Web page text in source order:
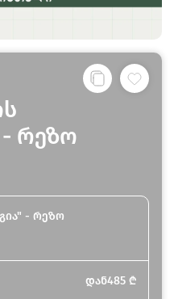
რეზო
- რეზო
დან485 ₾